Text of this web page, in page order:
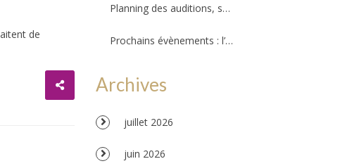
de
Planning des auditions, séances d’essais et permanences professeurs
Prochains évènements : l’Amzov participe à la fête de la musique !!!
Archives
juillet 2026
juin 2026